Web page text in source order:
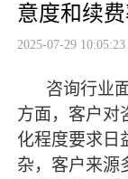
意度和续费
2025-07-29 10:05:23
咨询行业
方面，客户对
化程度要求日
杂，客户来源